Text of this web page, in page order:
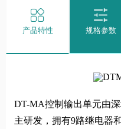
产品特性 规格参数
DT-MA控制输出单元由
主研发，拥有9路继电器